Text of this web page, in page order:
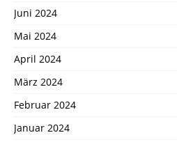
Juni 2024
Mai 2024
April 2024
März 2024
Februar 2024
Januar 2024